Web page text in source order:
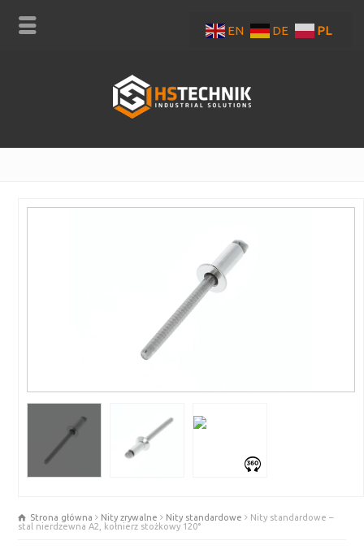
Strona główna Nity zrywalne Nity standardowe
Nity standardowe –
stal nierdzewna A2, kołnierz stożkowy 120°
EN DE PL